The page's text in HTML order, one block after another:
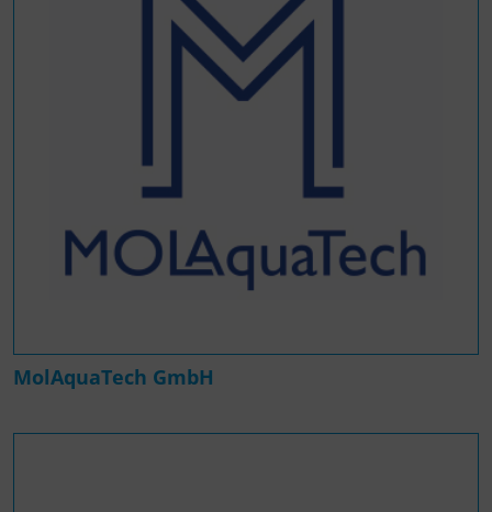
MolAquaTech GmbH